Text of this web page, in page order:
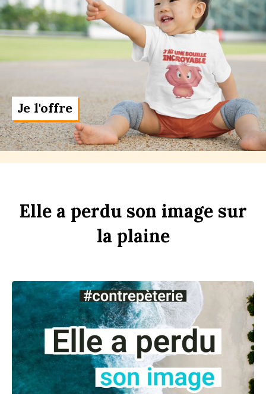
Je l'offre
Elle a perdu son image sur
la plaine